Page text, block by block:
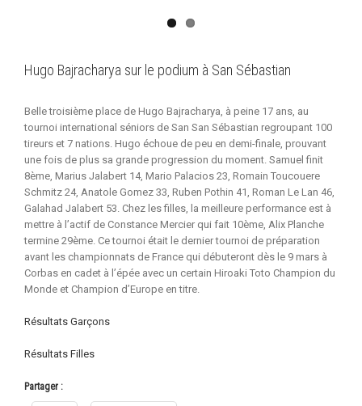
Hugo Bajracharya sur le podium à San Sébastian
Belle troisième place de Hugo Bajracharya, à peine 17 ans, au
tournoi international séniors de San San Sébastian regroupant 100
tireurs et 7 nations. Hugo échoue de peu en demi-finale, prouvant
une fois de plus sa grande progression du moment. Samuel finit
8ème, Marius Jalabert 14, Mario Palacios 23, Romain Toucouere
Schmitz 24, Anatole Gomez 33, Ruben Pothin 41, Roman Le Lan 46,
Galahad Jalabert 53. Chez les filles, la meilleure performance est à
mettre à l’actif de Constance Mercier qui fait 10ème, Alix Planche
termine 29ème. Ce tournoi était le dernier tournoi de préparation
avant les championnats de France qui débuteront dès le 9 mars à
Corbas en cadet à l’épée avec un certain Hiroaki Toto Champion du
Monde et Champion d’Europe en titre.
Résultats Garçons
Résultats Filles
Partager :